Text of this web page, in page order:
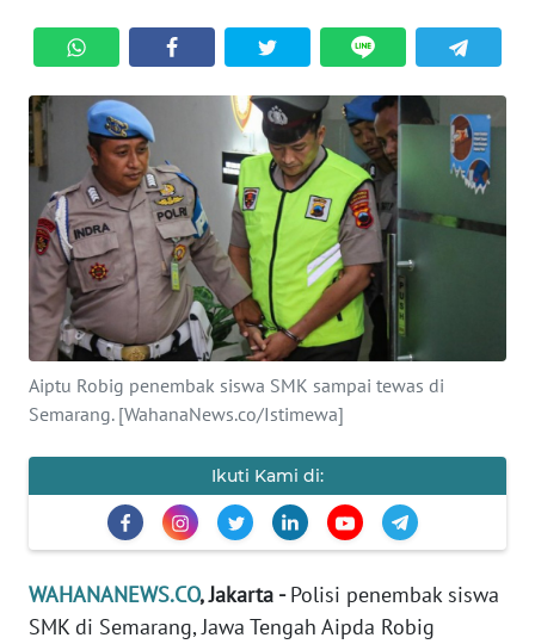
Aiptu Robig penembak siswa SMK sampai tewas di
Semarang. [WahanaNews.co/Istimewa]
Ikuti Kami di:
WAHANANEWS.CO, Jakarta -Polisi penembak siswa
SMK di Semarang, Jawa Tengah Aipda Robig
KRIMINAL
EKUIN
SAINS-TEKNO
KESEHATAN
INTERNASIONAL
SERBA-SERBI
PENDIDIKAN
OLAHRAGA
EDITORIAL